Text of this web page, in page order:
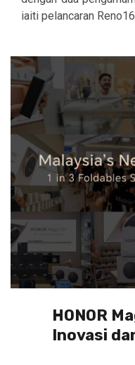
iaiti pelancaran Reno16
HONOR
Inovasi